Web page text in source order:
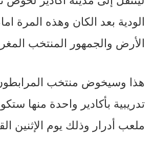
الودية بعد الكان وهذه المرة
الأرض والجمهور المنتخب
هذا وسيخوض منتخب
تدريبية بأكادير واحدة منها
ملعب أدرار وذلك يوم الإثنين